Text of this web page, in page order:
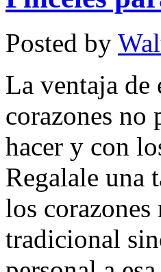
Posted by
La ventaja de
corazones no
hacer y con
Regalale una
los
tradicional